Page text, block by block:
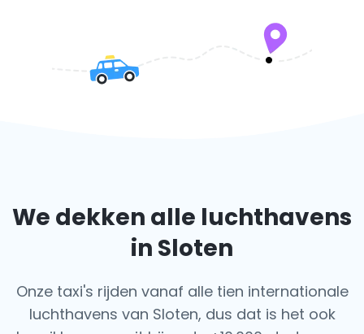
We dekken alle luchthavens
in Sloten
Onze taxi's rijden vanaf alle tien internationale
luchthavens van Sloten, dus dat is het ook